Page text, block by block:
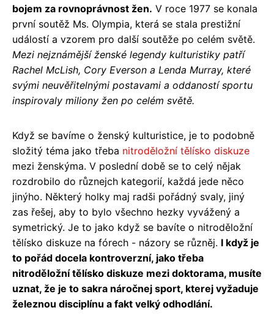
bojem za rovnoprávnost žen. V roce 1977 se konala
první soutěž Ms. Olympia, která se stala prestižní
událostí a vzorem pro další soutěže po celém světě.
Mezi nejznámější ženské legendy kulturistiky patří
Rachel McLish, Cory Everson a Lenda Murray, které
svými neuvěřitelnými postavami a oddaností sportu
inspirovaly miliony žen po celém světě.
Když se bavíme o ženský kulturistice, je to podobně
složitý téma jako třeba nitroděložní tělísko diskuze
mezi ženskýma. V poslední době se to celý nějak
rozdrobilo do různejch kategorií, každá jede něco
jinýho. Některý holky maj radši pořádný svaly, jiný
zas řešej, aby to bylo všechno hezky vyvážený a
symetrický. Je to jako když se bavíte o nitroděložní
tělísko diskuze na fórech - názory se různěj. I když je
to pořád docela kontroverzní, jako třeba
nitroděložní tělísko diskuze mezi doktorama, musíte
uznat, že je to sakra náročnej sport, kterej vyžaduje
železnou disciplínu a fakt velký odhodlání.